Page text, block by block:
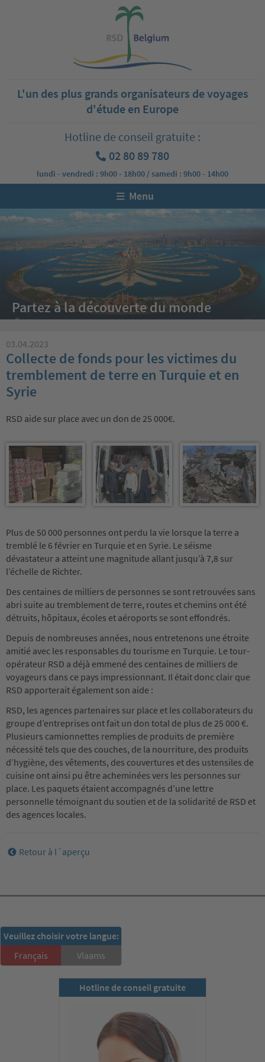
L'un des plus grands organisateurs de voyages
d'étude en Europe
Hotline de conseil gratuite :
02 80 89 780
lundi - vendredi : 9h00 - 18h00 / samedi : 9h00 - 14h00
Menu
Partez à la découverte du monde
03.04.2023
Collecte de fonds pour les victimes du
tremblement de terre en Turquie et en
Syrie
RSD aide sur place avec un don de 25 000€.
Plus de 50 000 personnes ont perdu la vie lorsque la terre a
tremblé le 6 février en Turquie et en Syrie. Le séisme
dévastateur a atteint une magnitude allant jusqu’à 7,8 sur
l’échelle de Richter.
Des centaines de milliers de personnes se sont retrouvées sans
abri suite au tremblement de terre, routes et chemins ont été
détruits, hôpitaux, écoles et aéroports se sont effondrés.
Depuis de nombreuses années, nous entretenons une étroite
amitié avec les responsables du tourisme en Turquie. Le tour-
opérateur RSD a déjà emmené des centaines de milliers de
voyageurs dans ce pays impressionnant. Il était donc clair que
RSD apporterait également son aide :
RSD, les agences partenaires sur place et les collaborateurs du
groupe d’entreprises ont fait un don total de plus de 25 000 €.
Plusieurs camionnettes remplies de produits de première
nécessité tels que des couches, de la nourriture, des produits
d’hygiène, des vêtements, des couvertures et des ustensiles de
cuisine ont ainsi pu être acheminées vers les personnes sur
place. Les paquets étaient accompagnés d’une lettre
personnelle témoignant du soutien et de la solidarité de RSD et
des agences locales.
Retour à l´aperçu
Veuillez choisir votre langue:
Français
Vlaams
Hotline de conseil gratuite